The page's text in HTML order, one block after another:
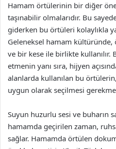
Hamam örtülerinin bir diğer
taşınabilir olmalarıdır. Bu
giderken bu örtüleri kolaylıkla
Geleneksel hamam
ve bir kese ile birlikte kullanılır.
etmenin yanı sıra, hijyen
alanlarda kullanılan bu
uygun olarak seçilmesi
Suyun huzurlu sesi ve buharın
hamamda geçirilen zaman,
sağlar. Hamamda örtülen